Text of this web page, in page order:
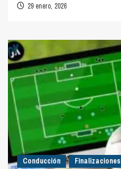
29 enero, 2026
Conducción Finalizaciones